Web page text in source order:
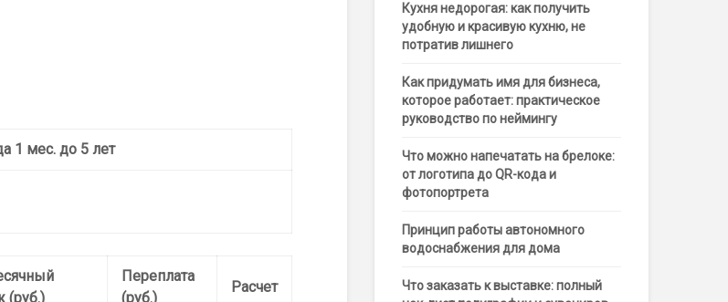
1 мес. до 5 лет
(руб.)
Переплата
(руб.)
Расчет
Кухня недорогая: как получить
удобную и красивую кухню, не
потратив лишнего
Как придумать имя для бизнеса,
которое работает: практическое
руководство по неймингу
Что можно напечатать на брелоке:
от логотипа до QR-кода и
фотопортрета
Принцип работы автономного
водоснабжения для дома
Что заказать к выставке: полный